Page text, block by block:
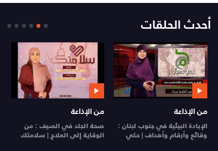
أحدث الحلقات
من الإذاعة
الإبادة البيئية في جنوب لبنان :
وقائع وأرقام وأهداف | حكي
مسؤول
من الإذاعة
صحة الجلد في الصيف : من
الوقاية إلى العلاج | سلامتك